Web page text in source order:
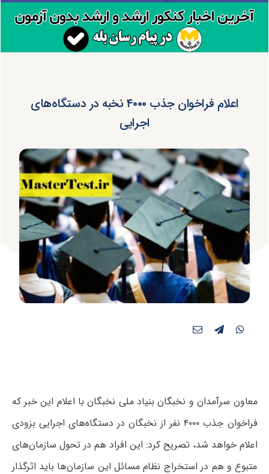
اعلام فراخوان جذب ۴۰۰۰ نخبه در دستگاه‌های
اجرایی
معاون سرآمدان و نخبگان بنیاد ملی نخبگان با اعلام این خبر که
فراخوان جذب ۴۰۰۰ نفر از نخبگان در دستگاه‌های اجرایی بزودی
اعلام خواهد شد، تصریح کرد: این افراد هم در تحول سازمان‌های
متبوع و هم در استخراج نظام مسائل این سازمان‌ها باید اثرگذار